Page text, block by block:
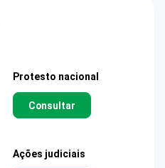
Protesto nacional
Consultar
Ações judiciais